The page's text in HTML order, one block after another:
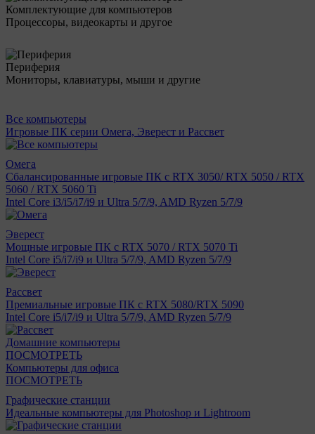
Комплектующие для компьютеров
Процессоры, видеокарты и другое
Периферия
Мониторы, клавиатуры, мыши и другие
Все компьютеры
Игровые ПК серии Омега, Эверест и Рассвет
Омега
Сбалансированные игровые ПК с RTX 3050/ RTX 5050 / RTX
5060 / RTX 5060 Ti
Intel Core i3/i5/i7/i9 и Ultra 5/7/9, AMD Ryzen 5/7/9
Эверест
Мощные игровые ПК с RTX 5070 / RTX 5070 Ti
Intel Core i5/i7/i9 и Ultra 5/7/9, AMD Ryzen 5/7/9
Рассвет
Премиальные игровые ПК с RTX 5080/RTX 5090
Intel Core i5/i7/i9 и Ultra 5/7/9, AMD Ryzen 5/7/9
Домашние компьютеры
ПОСМОТРЕТЬ
Компьютеры для офиса
ПОСМОТРЕТЬ
Графические станции
Идеальные компьютеры для Photoshop и Lightroom